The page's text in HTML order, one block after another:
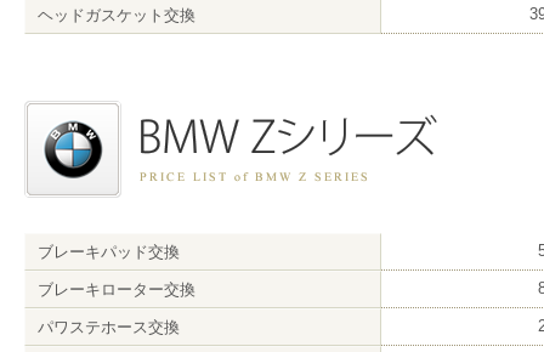
ヘッドガスケット交換
ブレーキパッド交換
ブレーキローター交換
パワステホース交換